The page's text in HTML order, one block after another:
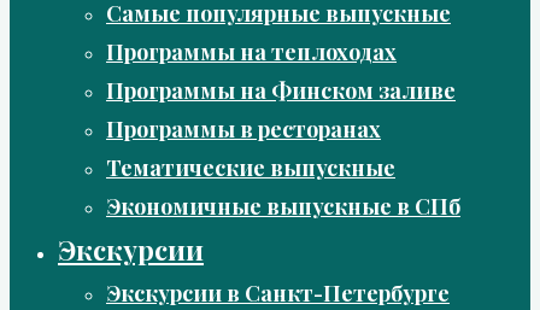
Самые популярные выпускные
Программы на теплоходах
Программы на Финском заливе
Программы в ресторанах
Тематические выпускные
Экономичные выпускные в СПб
Экскурсии
Экскурсии в Санкт-Петербурге